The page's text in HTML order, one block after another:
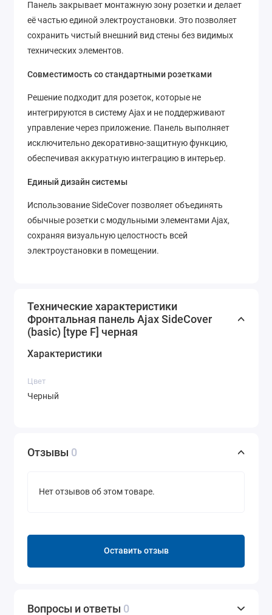
Панель закрывает монтажную зону розетки и делает
её частью единой электроустановки. Это позволяет
сохранить чистый внешний вид стены без видимых
технических элементов.
Совместимость со стандартными розетками
Решение подходит для розеток, которые не
интегрируются в систему Ajax и не поддерживают
управление через приложение. Панель выполняет
исключительно декоративно-защитную функцию,
обеспечивая аккуратную интеграцию в интерьер.
Единый дизайн системы
Использование SideCover позволяет объединять
обычные розетки с модульными элементами Ajax,
сохраняя визуальную целостность всей
электроустановки в помещении.
Технические характеристики
Фронтальная панель Ajax SideCover
(basic) [type F] черная
Характеристики
Цвет
Черный
Отзывы 0
Нет отзывов об этом товаре.
Оставить отзыв
Вопросы и ответы 0